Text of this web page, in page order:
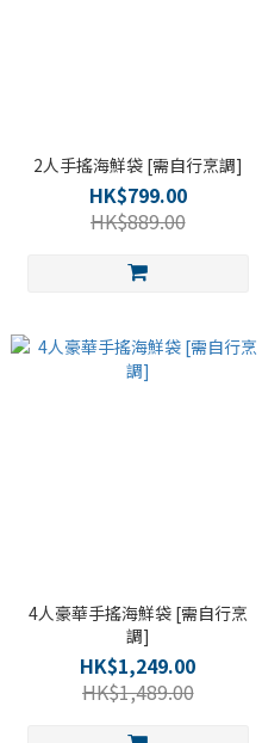
2人手搖海鮮袋 [需自行烹調]
HK$799.00
HK$889.00
4人豪華手搖海鮮袋 [需自行烹
調]
HK$1,249.00
HK$1,489.00